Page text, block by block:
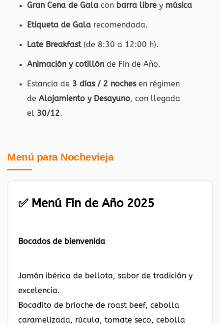
Gran Cena de Gala con barra libre y música
Etiqueta de Gala recomendada.
Late Breakfast(de 8:30 a 12:00 h).
Animación y cotillón de Fin de Año.
Estancia de 3 días / 2 nochesen régimen
de Alojamiento y Desayuno, con llegada
el 30/12.
Menú para Nochevieja
✅ Menú Fin de Año 2025
Bocados de bienvenida
Jamón ibérico de bellota, sabor de tradición y
excelencia.
Bocadito de brioche de roast beef, cebolla
caramelizada, rúcula, tomate seco, cebolla